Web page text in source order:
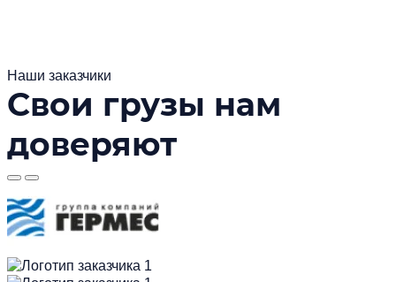
Наши заказчики
Свои грузы нам
доверяют